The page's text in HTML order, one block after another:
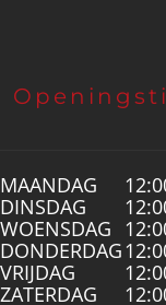
MAANDAG
DINSDAG
WOENSDAG
DONDERDAG
VRIJDAG
ZATERDAG